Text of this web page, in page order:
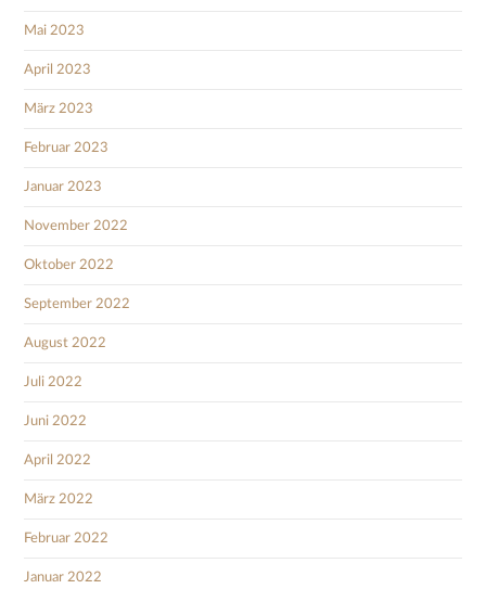
Mai 2023
April 2023
März 2023
Februar 2023
Januar 2023
November 2022
Oktober 2022
September 2022
August 2022
Juli 2022
Juni 2022
April 2022
März 2022
Februar 2022
Januar 2022